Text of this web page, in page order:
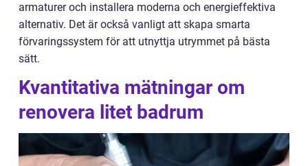
armaturer och installera moderna och energieffektiva
alternativ. Det är också vanligt att skapa smarta
förvaringssystem för att utnyttja utrymmet på bästa
sätt.
Kvantitativa mätningar om
renovera litet badrum